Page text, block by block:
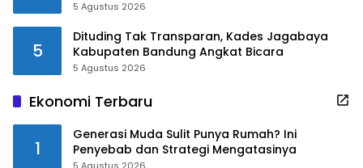
5 Agustus 2026
5
Dituding Tak Transparan, Kades Jagabaya
Kabupaten Bandung Angkat Bicara
5 Agustus 2026
Ekonomi Terbaru
1
Generasi Muda Sulit Punya Rumah? Ini
Penyebab dan Strategi Mengatasinya